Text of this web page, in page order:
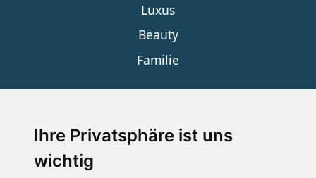
Ihre Privatsphäre ist uns
wichtig
Luxus
Beauty
Familie
SERVICE